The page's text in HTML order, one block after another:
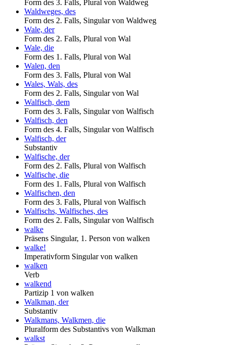
Form des 3. Falls, Plural von Waldweg
Waldweges, des
Form des 2. Falls, Singular von Waldweg
Wale, der
Form des 2. Falls, Plural von Wal
Wale, die
Form des 1. Falls, Plural von Wal
Walen, den
Form des 3. Falls, Plural von Wal
Wales, Wals, des
Form des 2. Falls, Singular von Wal
Walfisch, dem
Form des 3. Falls, Singular von Walfisch
Walfisch, den
Form des 4. Falls, Singular von Walfisch
Walfisch, der
Substantiv
Walfische, der
Form des 2. Falls, Plural von Walfisch
Walfische, die
Form des 1. Falls, Plural von Walfisch
Walfischen, den
Form des 3. Falls, Plural von Walfisch
Walfischs, Walfisches, des
Form des 2. Falls, Singular von Walfisch
walke
Präsens Singular, 1. Person von walken
walke!
Imperativform Singular von walken
walken
Verb
walkend
Partizip 1 von walken
Walkman, der
Substantiv
Walkmans, Walkmen, die
Pluralform des Substantivs von Walkman
walkst